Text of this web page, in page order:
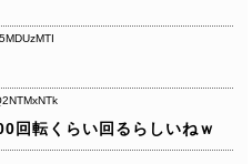
回転くらい回るらしいねｗ